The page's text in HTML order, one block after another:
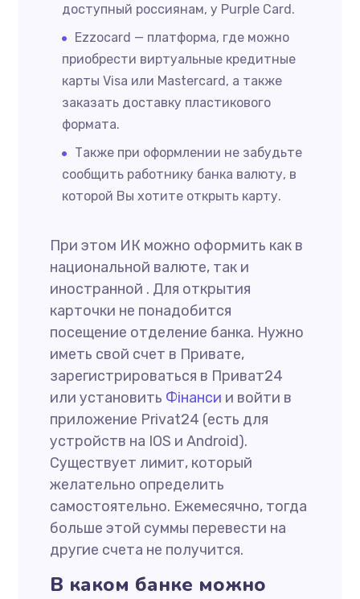
доступный россиянам, у Purple Card.
Ezzocard — платформа, где можно
приобрести виртуальные кредитные
карты Visa или Mastercard, а также
заказать доставку пластикового
формата.
Также при оформлении не забудьте
сообщить работнику банка валюту, в
которой Вы хотите открыть карту.
При этом ИК можно оформить как в
национальной валюте, так и
иностранной . Для открытия
карточки не понадобится
посещение отделение банка. Нужно
иметь свой счет в Привате,
зарегистрироваться в Приват24
или установить Фінанси и войти в
приложение Privat24 (есть для
устройств на IOS и Android).
Существует лимит, который
желательно определить
самостоятельно. Ежемесячно, тогда
больше этой суммы перевести на
другие счета не получится.
В каком банке можно